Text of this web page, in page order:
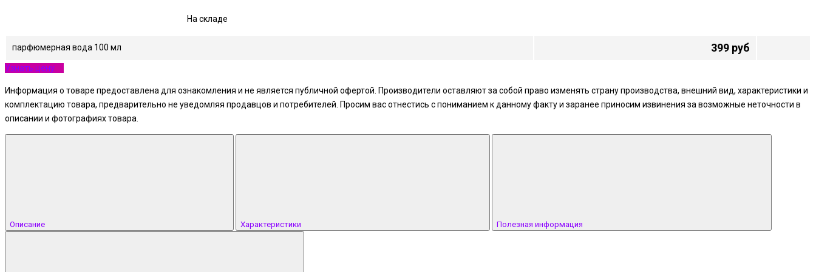
На складе
парфюмерная вода 100 мл 399 руб
Узнать цену
Информация о товаре предоставлена для ознакомления и не является публичной офертой. Производители оставляют за собой право изменять страну производства, внешний вид, характеристики и
комплектацию товара, предварительно не уведомляя продавцов и потребителей. Просим вас отнестись с пониманием к данному факту и заранее приносим извинения за возможные неточности в
описании и фотографиях товара.
Описание Характеристики Полезная информация